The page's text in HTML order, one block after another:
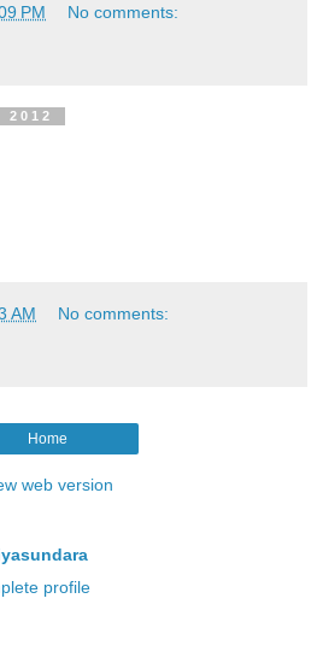
PM No comments:
2012
AM No comments:
Home
web version
profile